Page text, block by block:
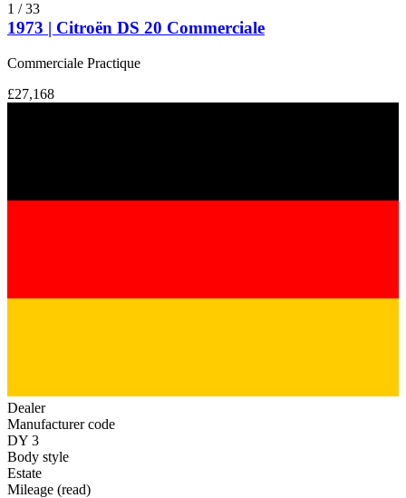
1 /33
1973 | Citroën DS 20 Commerciale
Commerciale Practique
£27,168
Dealer
Manufacturer code
DY 3
Body style
Estate
Mileage (read)